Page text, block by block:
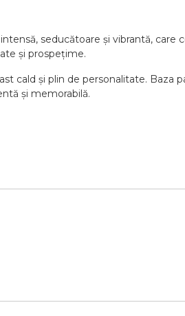
seducătoare și vibrantă, care
și prospețime.
cald și plin de personalitate. Baza
și memorabilă.